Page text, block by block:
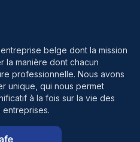
belge dont la mission
la manière dont chacun
professionnelle. Nous avons
unique, qui nous permet
à la fois sur la vie des
entreprises.